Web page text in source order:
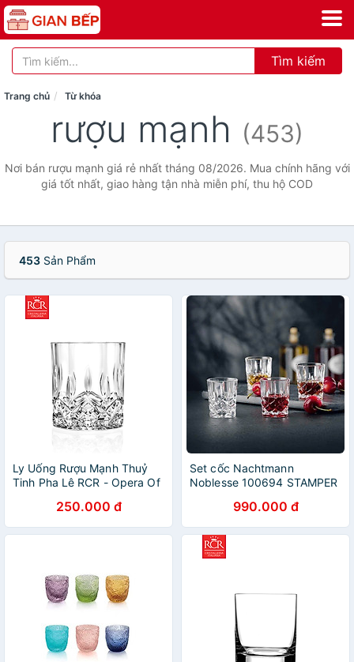
Tìm kiếm
Trang chủ Từ khóa
rượu mạnh (453)
Nơi bán rượu mạnh giá rẻ nhất tháng 08/2026. Mua chính hãng với
giá tốt nhất, giao hàng tận nhà miễn phí, thu hộ COD
453 Sản Phẩm
Ly Uống Rượu Mạnh Thuỷ
Tinh Pha Lê RCR - Opera Of
250.000 đ
Set cốc Nachtmann
Noblesse 100694 STAMPER
chính hãng990.000 đ